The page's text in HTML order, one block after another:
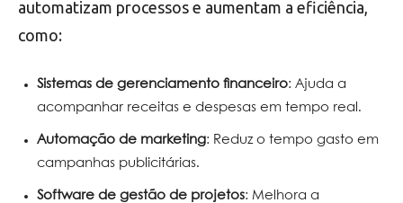
automatizam processos e aumentam a eficiência,
como:
Sistemas de gerenciamento financeiro: Ajuda a
acompanhar receitas e despesas em tempo real.
Automação de marketing: Reduz o tempo gasto em
campanhas publicitárias.
Software de gestão de projetos: Melhora a